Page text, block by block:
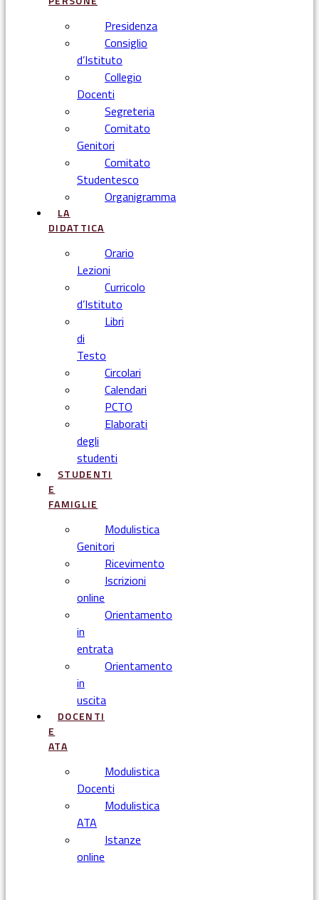
Presidenza
Consiglio
d’Istituto
Collegio
Docenti
Segreteria
Comitato
Genitori
Comitato
Studentesco
Organigramma
LA
DIDATTICA
Orario
Lezioni
Curricolo
d’Istituto
Libri
di
Testo
Circolari
Calendari
PCTO
Elaborati
degli
studenti
STUDENTI
E
FAMIGLIE
Modulistica
Genitori
Ricevimento
Iscrizioni
online
Orientamento
in
entrata
Orientamento
in
uscita
DOCENTI
E
ATA
Modulistica
Docenti
Modulistica
ATA
Istanze
online